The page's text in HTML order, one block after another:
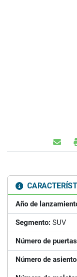
Año de
Segmento: SUV
Número de
Número de